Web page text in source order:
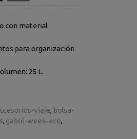
con material
para organización
25 L.
viaje bolsa-
gabol-week-eco